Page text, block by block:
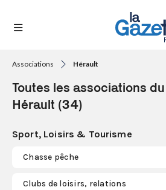
RÉGIONS
FORMATS
TENDANCES
SERVICES
Associations Hérault
Toutes les associations
Hérault (34)
Sport, Loisirs & Tourisme
Chasse pêche
Clubs de loisirs, relations